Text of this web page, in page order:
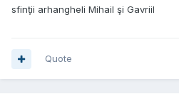
sfinţii arhangheli Mihail şi Gavriil
Quote